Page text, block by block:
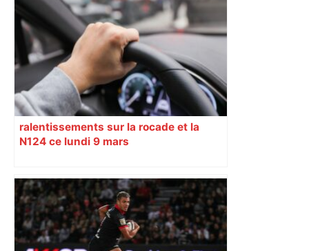
ralentissements sur la rocade et la
N124 ce lundi 9 mars